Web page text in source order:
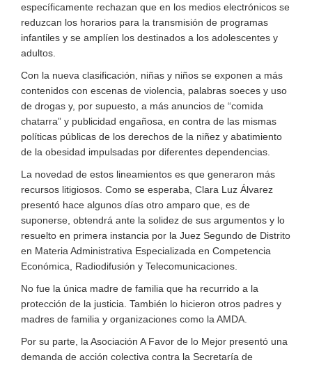
específicamente rechazan que en los medios electrónicos se
reduzcan los horarios para la transmisión de programas
infantiles y se amplíen los destinados a los adolescentes y
adultos.
Con la nueva clasificación, niñas y niños se exponen a más
contenidos con escenas de violencia, palabras soeces y uso
de drogas y, por supuesto, a más anuncios de “comida
chatarra” y publicidad engañosa, en contra de las mismas
políticas públicas de los derechos de la niñez y abatimiento
de la obesidad impulsadas por diferentes dependencias.
La novedad de estos lineamientos es que generaron más
recursos litigiosos. Como se esperaba, Clara Luz Álvarez
presentó hace algunos días otro amparo que, es de
suponerse, obtendrá ante la solidez de sus argumentos y lo
resuelto en primera instancia por la Juez Segundo de Distrito
en Materia Administrativa Especializada en Competencia
Económica, Radiodifusión y Telecomunicaciones.
No fue la única madre de familia que ha recurrido a la
protección de la justicia. También lo hicieron otros padres y
madres de familia y organizaciones como la AMDA.
Por su parte, la Asociación A Favor de lo Mejor presentó una
demanda de acción colectiva contra la Secretaría de